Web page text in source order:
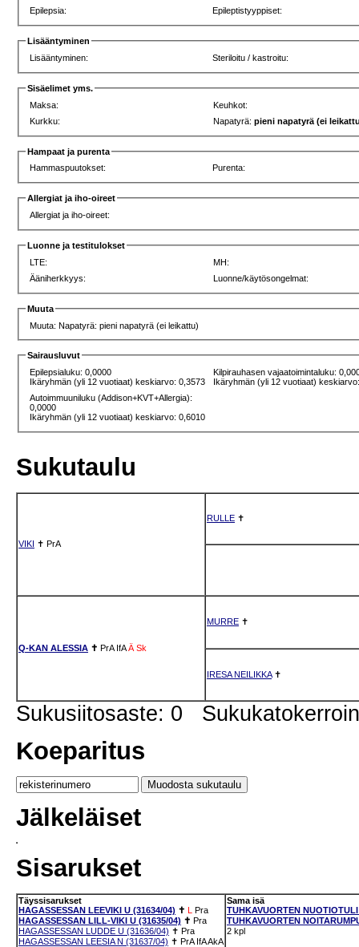
Epilepsia:
Epileptistyyppiset:
Lisääntyminen
Lisääntyminen:
Steriloitu / kastroitu:
Sisäelimet yms.
Maksa:
Keuhkot:
Kurkku:
Napatyrä:pieni napatyrä (ei
Hampaat ja purenta
Hammaspuutokset:
Purenta:
Allergiat ja iho-oireet
Allergiat ja iho-oireet:
Luonne ja testitulokset
LTE:
MH:
Ääniherkkyys:
Luonne/käytösongelmat:
Muuta
Muuta: Napatyrä: pieni napatyrä (ei leikattu)
Sairausluvut
Epilepsialuku: 0,0000
Ikäryhmän (yli 12 vuotiaat) keskiarvo: 0,3573
Kilpirauhasen vajaatoimintaluku:
Ikäryhmän (yli 12 vuotiaat)
Autoimmuuniluku (Addison+KVT+Allergia):
0,0000
Ikäryhmän (yli 12 vuotiaat) keskiarvo: 0,6010
Sukutaulu
VIKI ✝ PrA
RULLE ✝
Q-KAN ALESSIA ✝ PrA IfA Ä Sk
MURRE ✝
IRESA NEILIKKA✝
Sukusiitosaste: 0
Koeparitus
Jälkeläiset
Sisarukset
Täyssisarukset
HAGASSESSAN LEEVIKI U (31634/04) ✝ L Pra
HAGASSESSAN LILL-VIKI U (31635/04) ✝ Pra
HAGASSESSAN LUDDE U (31636/04) ✝ Pra
HAGASSESSAN LEESIA N (31637/04) ✝ PrA IfAAkA
Sama isä
TUHKAVUORTEN
TUHKAVUORTEN
2 kpl